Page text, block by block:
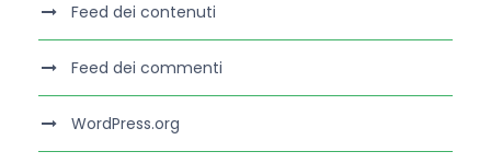
Feed dei contenuti
Feed dei commenti
WordPress.org